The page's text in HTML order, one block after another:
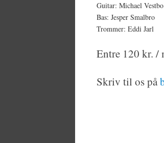
Guitar: Michael Vestbo
Bas: Jesper Smalbro
Trommer: Eddi Jarl
Entre 120 kr. /
Skriv til os på